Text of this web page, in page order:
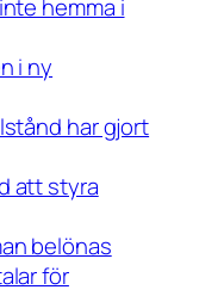
hemma i
i ny
har gjort
att styra
belönas
för